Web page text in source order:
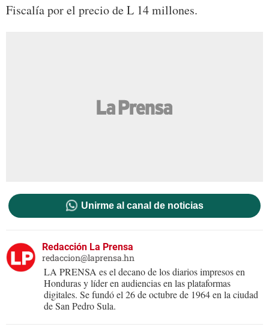
Fiscalía por el precio de L 14 millones.
Unirme al canal de noticias
Redacción La Prensa
redaccion@laprensa.hn
LA PRENSA es el decano de los diarios impresos en
Honduras y líder en audiencias en las plataformas
digitales. Se fundó el 26 de octubre de 1964 en la ciudad
de San Pedro Sula.